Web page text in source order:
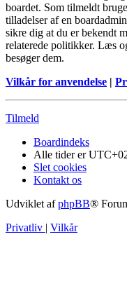
boardet. Som tilmeldt
tilladelser af en
sikre dig at du er bekendt
relaterede politikker. Læs
besøger dem.
Vilkår for anvendelse |
Tilmeld
Boardindeks
Alle tider er
Slet cookies
Kontakt os
Udviklet afphpBB®
Privatliv | Vilkår